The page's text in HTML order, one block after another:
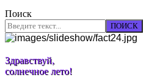
Поиск
ПОИСК
Здравствуй,
солнечное лето!